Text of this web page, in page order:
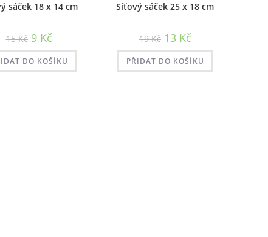
sáček 18 x 14 cm
15Kč Původní
cena
byla:
15 Kč.
9 KčAktuální
cena
je:
9 Kč.
DO KOŠÍKU
Síťový sáček 25 x 18 cm
19Kč Původní
cena
byla:
19 Kč.
13 KčAktuální
cena
je:
13 Kč.
PŘIDAT DO KOŠÍKU